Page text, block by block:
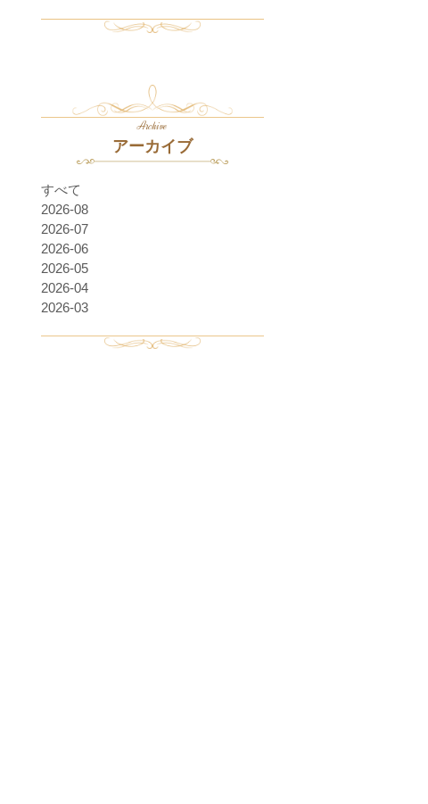
Archive
アーカイブ
すべて
2026-08
2026-07
2026-06
2026-05
2026-04
2026-03